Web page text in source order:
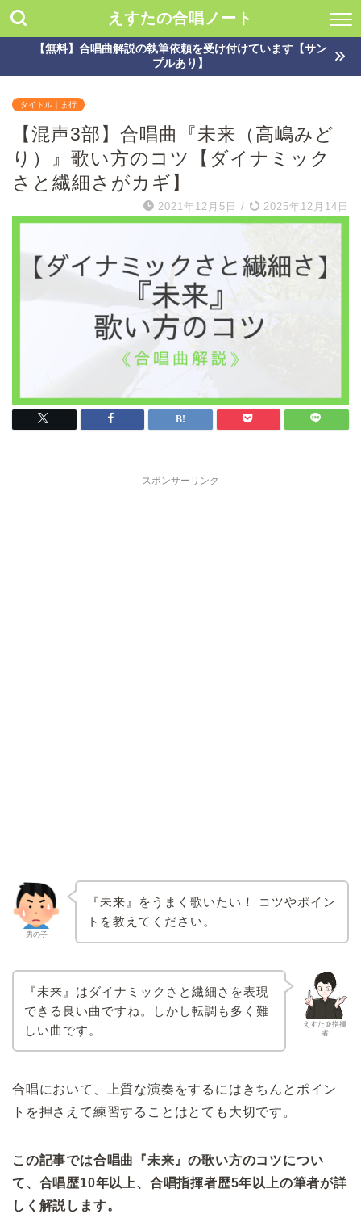
えすたの合唱ノート
【無料】合唱曲解説の執筆依頼を受け付けています【サン
プルあり】
タイトル｜ま行
【混声3部】合唱曲『未来（高嶋みど
り）』歌い方のコツ【ダイナミック
さと繊細さがカギ】
2021年12月5日 / 2025年12月14日
スポンサーリンク
男の子
『未来』をうまく歌いたい！ コツやポイン
トを教えてください。
えすた＠指揮
者
『未来』はダイナミックさと繊細さを表現
できる良い曲ですね。しかし転調も多く難
しい曲です。
合唱において、上質な演奏をするにはきちんとポイン
トを押さえて練習することはとても大切です。
この記事では合唱曲『未来』の歌い方のコツについ
て、合唱歴10年以上、合唱指揮者歴5年以上の筆者が詳
しく解説します。